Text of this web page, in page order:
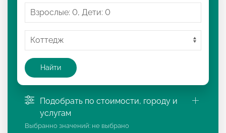
Найти
Подобрать по стоимости, городу и
услугам
Выбранно значений: не выбрано